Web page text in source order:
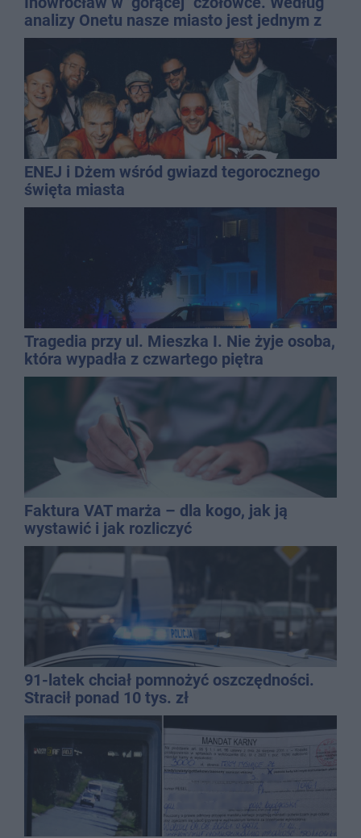
analizy Onetu nasze miasto jest jednym z
najbardziej narażonych na upały
ENEJ i Dżem wśród gwiazd tegorocznego
święta miasta
Tragedia przy ul. Mieszka I. Nie żyje osoba,
która wypadła z czwartego piętra
Faktura VAT marża – dla kogo, jak ją
wystawić i jak rozliczyć
91-latek chciał pomnożyć oszczędności.
Stracił ponad 10 tys. zł